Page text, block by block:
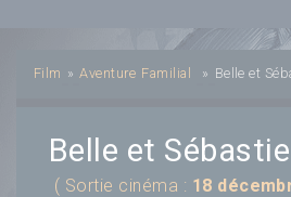
Film » Aventure Familial » Belle et
Belle et
( Sortie cinéma : 18